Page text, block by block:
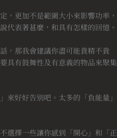
，更加不是範圍大小來影響功率，
代表著甚麼，和具有怎樣的回憶。
，那我會建議你盡可能貴精不貴
具有鼓舞性及有意義的物品來聚集
來好好告別吧。太多的「負能量」
選擇一些讓你感到「開心」和「正